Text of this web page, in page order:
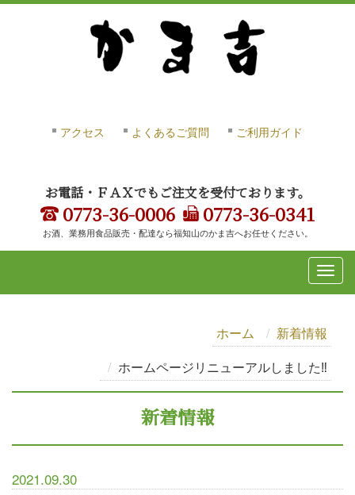
アクセス よくあるご質問 ご利用ガイド
お電話・ＦＡＸでもご注文を受付ております。
0773-36-0006 0773-36-0341
お酒、業務用食品販売・配達なら福知山のかま吉へお任せください。
ホーム
新着情報
ホームページリニューアルしました‼
新着情報
2021.09.30